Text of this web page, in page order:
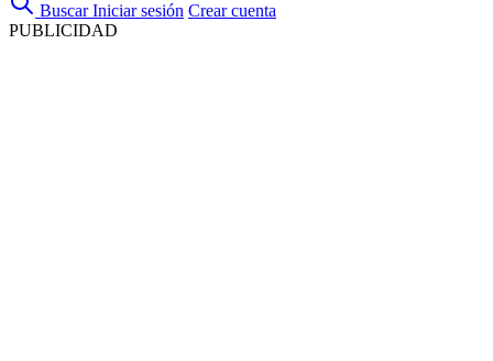
Buscar Iniciar sesión Crear cuenta
PUBLICIDAD